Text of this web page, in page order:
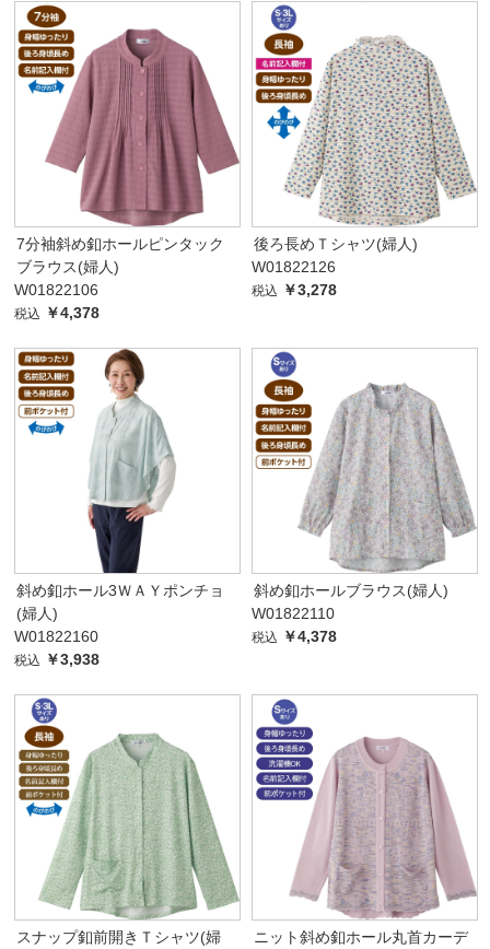
7分袖斜め釦ホールピンタック
ブラウス(婦人)
W01822106
税込 ￥4,378
後ろ長めＴシャツ(婦人)
W01822126
税込 ￥3,278
斜め釦ホール3ＷＡＹポンチョ
(婦人)
W01822160
税込 ￥3,938
斜め釦ホールブラウス(婦人)
W01822110
税込 ￥4,378
スナップ釦前開きＴシャツ(婦
ニット斜め釦ホール丸首カーデ